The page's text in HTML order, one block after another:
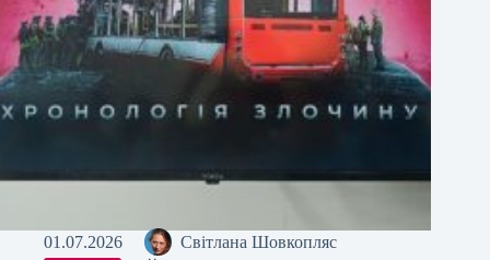
01.07.2026
Світлана Шовкопляс